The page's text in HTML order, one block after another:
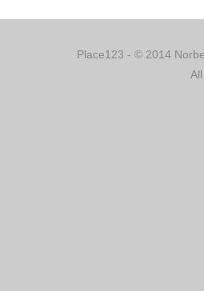
Place123 - © 2014